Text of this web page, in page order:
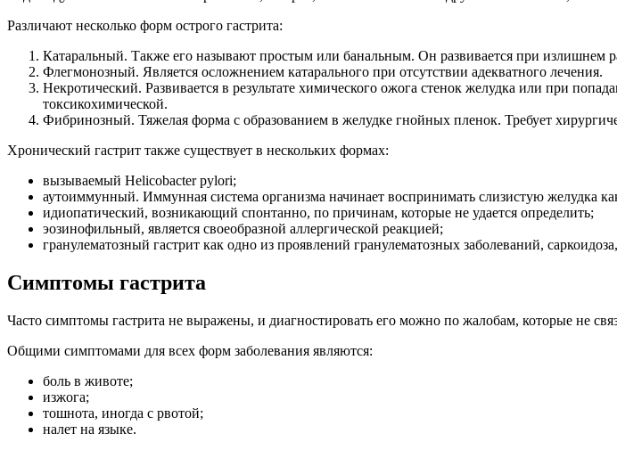
Различают несколько форм острого гастрита:
Катаральный. Также его называют простым или банальным. Он развивается при
Флегмонозный. Является осложнением катарального при отсутствии адекватного лечения.
Некротический. Развивается в результате химического ожога стенок желудка или при
токсикохимической.
Фибринозный. Тяжелая форма с образованием в желудке гнойных пленок. Требует
Хронический гастрит также существует в нескольких формах:
вызываемый Helicobacter pylori;
аутоиммунный. Иммунная система организма начинает воспринимать слизистую желудка
идиопатический, возникающий спонтанно, по причинам, которые не удается определить;
эозинофильный, является своеобразной аллергической реакцией;
гранулематозный гастрит как одно из проявлений гранулематозных заболеваний,
Симптомы гастрита
Часто симптомы гастрита не выражены, и диагностировать его можно по жалобам, которые не
Общими симптомами для всех форм заболевания являются:
боль в животе;
изжога;
тошнота, иногда с рвотой;
налет на языке.